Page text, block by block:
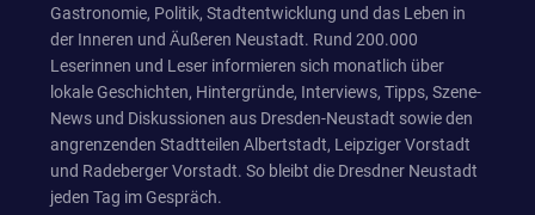
Gastronomie, Politik, Stadtentwicklung und das Leben in
der Inneren und Äußeren Neustadt. Rund 200.000
Leserinnen und Leser informieren sich monatlich über
lokale Geschichten, Hintergründe, Interviews, Tipps, Szene-
News und Diskussionen aus Dresden-Neustadt sowie den
angrenzenden Stadtteilen Albertstadt, Leipziger Vorstadt
und Radeberger Vorstadt. So bleibt die Dresdner Neustadt
jeden Tag im Gespräch.